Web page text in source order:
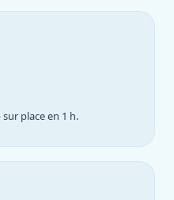
place en 1 h.